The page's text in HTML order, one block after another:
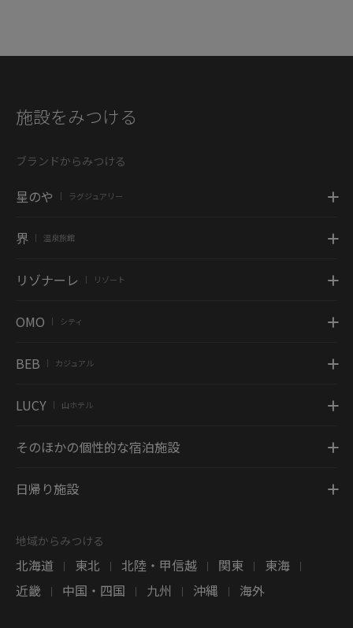
施設をみつける
ブランドからみつける
星のや ラグジュアリー
界 温泉旅館
リゾナーレ リゾート
OMO シティ
BEB カジュアル
LUCY 山ホテル
そのほかの個性的な宿泊施設
日帰り施設
地域からみつける
北海道 | 東北 | 北陸・甲信越 | 関東 | 東海 |
近畿 | 中国・四国 | 九州 | 沖縄 | 海外